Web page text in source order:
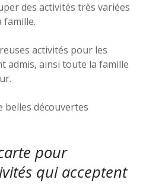
des activités très variées
famille.
activités pour les
admis, ainsi toute la famille
belles découvertes
pour
qui acceptent